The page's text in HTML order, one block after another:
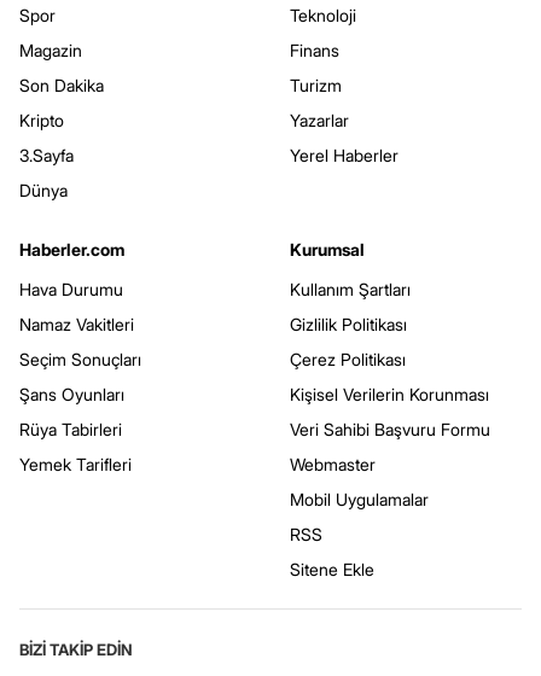
Spor
Magazin
Son Dakika
Kripto
3.Sayfa
Dünya
Teknoloji
Finans
Turizm
Yazarlar
Yerel Haberler
Haberler.com
Hava Durumu
Namaz Vakitleri
Seçim Sonuçları
Şans Oyunları
Rüya Tabirleri
Yemek Tarifleri
Kurumsal
Kullanım Şartları
Gizlilik Politikası
Çerez Politikası
Kişisel Verilerin Korunması
Veri Sahibi Başvuru Formu
Webmaster
Mobil Uygulamalar
RSS
Sitene Ekle
BİZİ TAKİP EDİN